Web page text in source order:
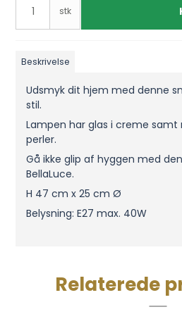
stk
Beskrivelse
Udsmyk dit hjem med denne
stil.
Lampen har glas i creme samt
perler.
Gå ikke glip af hyggen med
BellaLuce.
H 47 cm x 25 cm Ø
Belysning: E27 max. 40W
Relaterede